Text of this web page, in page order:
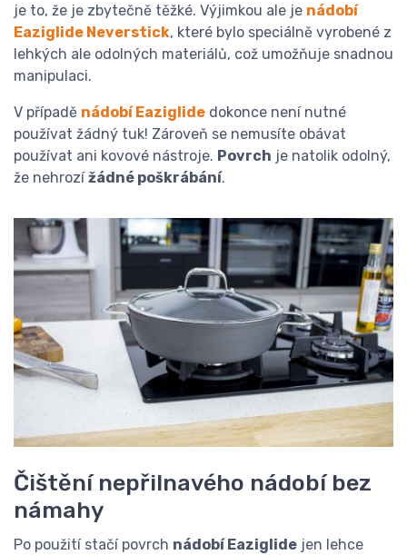
je to, že je zbytečně těžké. Výjimkou ale je nádobí
Eaziglide Neverstick, které bylo speciálně vyrobené z
lehkých ale odolných materiálů, což umožňuje snadnou
manipulaci.
V případě nádobí Eaziglide dokonce není nutné
používat žádný tuk! Zároveň se nemusíte obávat
používat ani kovové nástroje. Povrch je natolik odolný,
že nehrozížádné poškrábání.
Čištění nepřilnavého nádobí bez
námahy
Po použití stačí povrch nádobí Eaziglide jen lehce